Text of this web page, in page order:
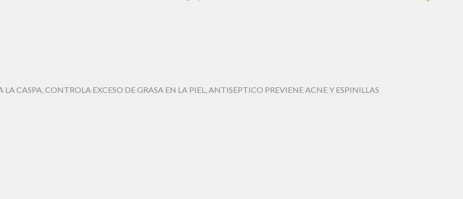
CASPA, CONTROLA EXCESO DE GRASA EN LA PIEL, ANTISEPTICO PREVIENE ACNE Y ESPINILLAS